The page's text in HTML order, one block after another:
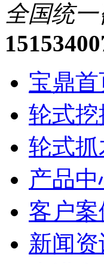
全国统一
宝鼎首
轮式挖
轮式抓
产品
客户案
新闻资